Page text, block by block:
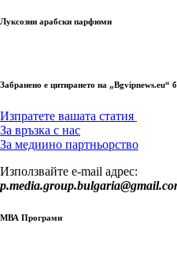
Луксозни арабски парфюми
Забранено е цитирането на „Bgvipnews.eu“
Изпратете вашата статия
За връзка с нас
За медиино партньорство
Използвайте e-mail адрес:
МВА Програми